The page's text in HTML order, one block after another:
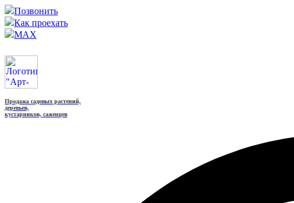
Позвонить
Как проехать
MAX
Продажа садовых растений,
деревьев,
кустарников, саженцев